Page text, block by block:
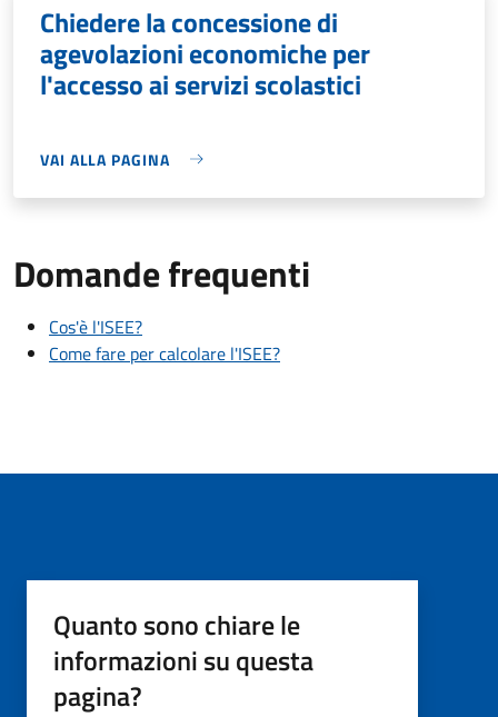
Chiedere la concessione di
agevolazioni economiche per
l'accesso ai servizi scolastici
VAI ALLA PAGINA
Domande frequenti
Cos'è l'ISEE?
Come fare per calcolare l'ISEE?
Quanto sono chiare le
informazioni su questa
pagina?